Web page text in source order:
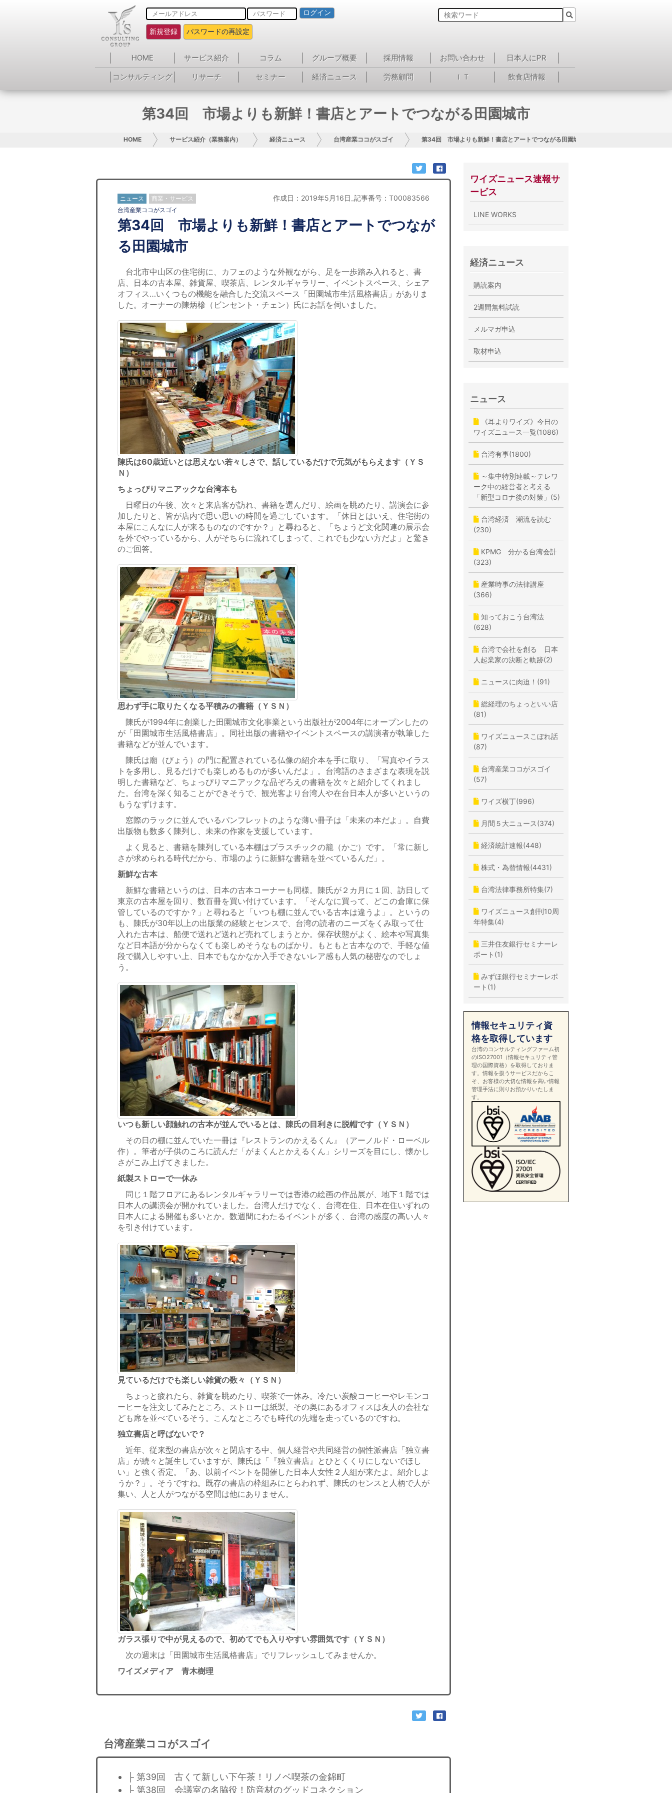
ログイン
新規登録 パスワードの再設定
HOME サービス紹介 コラム グループ概要 採用情報 お問い合わせ
日本人にPR
コンサルティング
リサーチ セミナー 経済ニュース 労務顧問 ＩＴ 飲食店情報
第34回 市場よりも新鮮！書店とアートでつながる田園城市
HOME サービス紹介（業務案内） 経済ニュース 台湾産業ココがスゴイ 第34回 市場よりも新鮮！書店とアートでつながる田園城市
ニュース 商業・サービス 作成日：2019年5月16日_記事番号：T00083566
台湾産業ココがスゴイ
第34回 市場よりも新鮮！書店とアートでつなが
る田園城市
台北市中山区の住宅街に、カフェのような外観ながら、足を一歩踏み入れると、書
店、日本の古本屋、雑貨屋、喫茶店、レンタルギャラリー、イベントスペース、シェア
オフィス…いくつもの機能を融合した交流スペース「田園城市生活風格書店」がありま
した。オーナーの陳炳槮（ビンセント・チェン）氏にお話を伺いました。
陳氏は60歳近いとは思えない若々しさで、話しているだけで元気がもらえます（ＹＳ
Ｎ）
ちょっぴりマニアックな台湾本も
日曜日の午後、次々と来店客が訪れ、書籍を選んだり、絵画を眺めたり、講演会に参
加したりと、皆が店内で思い思いの時間を過ごしています。「休日とはいえ、住宅街の
本屋にこんなに人が来るものなのですか？」と尋ねると、「ちょうど文化関連の展示会
を外でやっているから、人がそちらに流れてしまって、これでも少ない方だよ」と驚き
のご回答。
思わず手に取りたくなる平積みの書籍（ＹＳＮ）
陳氏が1994年に創業した田園城市文化事業という出版社が2004年にオープンしたの
が「田園城市生活風格書店」。同社出版の書籍やイベントスペースの講演者が執筆した
書籍などが並んでいます。
陳氏は廟（びょう）の門に配置されている仏像の紹介本を手に取り、「写真やイラス
トを多用し、見るだけでも楽しめるものが多いんだよ」。台湾語のさまざまな表現を説
明した書籍など、ちょっぴりマニアックな品ぞろえの書籍を次々と紹介してくれまし
た。台湾を深く知ることができそうで、観光客より台湾人や在台日本人が多いというの
もうなずけます。
窓際のラックに並んでいるパンフレットのような薄い冊子は「未来の本だよ」。自費
出版物も数多く陳列し、未来の作家を支援しています。
よく見ると、書籍を陳列している本棚はプラスチックの籠（かご）です。「常に新し
さが求められる時代だから、市場のように新鮮な書籍を並べているんだ」。
新鮮な古本
新鮮な書籍というのは、日本の古本コーナーも同様。陳氏が２カ月に１回、訪日して
東京の古本屋を回り、数百冊を買い付けています。「そんなに買って、どこの倉庫に保
管しているのですか？」と尋ねると「いつも棚に並んでいる古本は違うよ」。というの
も、陳氏が30年以上の出版業の経験とセンスで、台湾の読者のニーズをくみ取って仕
入れた古本は、船便で送れど送れど売れてしまうとか。保存状態がよく、絵本や写真集
など日本語が分からなくても楽しめそうなものばかり。もともと古本なので、手軽な値
段で購入しやすい上、日本でもなかなか入手できないレア感も人気の秘密なのでしょ
う。
いつも新しい顔触れの古本が並んでいるとは、陳氏の目利きに脱帽です（ＹＳＮ）
その日の棚に並んでいた一冊は『レストランのかえるくん』（アーノルド・ローベル
作）。筆者が子供のころに読んだ「がまくんとかえるくん」シリーズを目にし、懐かし
さがこみ上げてきました。
紙製ストローで一休み
同じ１階フロアにあるレンタルギャラリーでは香港の絵画の作品展が、地下１階では
日本人の講演会が開かれていました。台湾人だけでなく、台湾在住、日本在住いずれの
日本人による開催も多いとか。数週間にわたるイベントが多く、台湾の感度の高い人々
を引き付けています。
見ているだけでも楽しい雑貨の数々（ＹＳＮ）
ちょっと疲れたら、雑貨を眺めたり、喫茶で一休み。冷たい炭酸コーヒーやレモンコ
ーヒーを注文してみたところ、ストローは紙製。その奥にあるオフィスは友人の会社な
ども席を並べているそう。こんなところでも時代の先端を走っているのですね。
独立書店と呼ばないで？
近年、従来型の書店が次々と閉店する中、個人経営や共同経営の個性派書店「独立書
店」が続々と誕生していますが、陳氏は「『独立書店』とひとくくりにしないでほし
い」と強く否定。「あ、以前イベントを開催した日本人女性２人組が来たよ。紹介しよ
うか？」。そうですね。既存の書店の枠組みにとらわれず、陳氏のセンスと人柄で人が
集い、人と人がつながる空間は他にありません。
ガラス張りで中が見えるので、初めてでも入りやすい雰囲気です（ＹＳＮ）
次の週末は「田園城市生活風格書店」でリフレッシュしてみませんか。
ワイズメディア 青木樹理
台湾産業ココがスゴイ
├ 第39回 古くて新しい下午茶！リノベ喫茶の金錦町
├ 第38回 会議室の名脇役！防音材のグッドコネクション
ワイズニュース速報サ
ービス
LINE WORKS
経済ニュース
購読案内
2週間無料試読
メルマガ申込
取材申込
ニュース
《耳よりワイズ》今日の
ワイズニュース一覧(1086)
台湾有事(1800)
～集中特別連載～テレワ
ーク中の経営者と考える
「新型コロナ後の対策」(5)
台湾経済 潮流を読む
(230)
KPMG 分かる台湾会計
(323)
産業時事の法律講座
(366)
知っておこう台湾法
(628)
台湾で会社を創る 日本
人起業家の決断と軌跡(2)
ニュースに肉迫！(91)
総経理のちょっといい店
(81)
ワイズニュースこぼれ話
(87)
台湾産業ココがスゴイ
(57)
ワイズ横丁(996)
月間５大ニュース(374)
経済統計速報(448)
株式・為替情報(4431)
台湾法律事務所特集(7)
ワイズニュース創刊10周
年特集(4)
三井住友銀行セミナーレ
ポート(1)
みずほ銀行セミナーレポ
ート(1)
情報セキュリティ資
格を取得しています
台湾のコンサルティングファーム初
のISO27001（情報セキュリティ管
理の国際資格）を取得しておりま
す。情報を扱うサービスだからこ
そ、お客様の大切な情報を高い情報
管理手法に則りお預かりいたしま
す。